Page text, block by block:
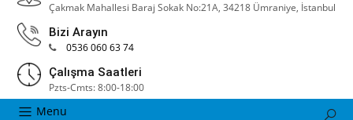
Çakmak Mahallesi Baraj Sokak No:21A, 34218 Ümraniye, İstanbul
Bizi Arayın
0536 060 63 74
Çalışma Saatleri
Pzts-Cmts: 8:00-18:00
Menu